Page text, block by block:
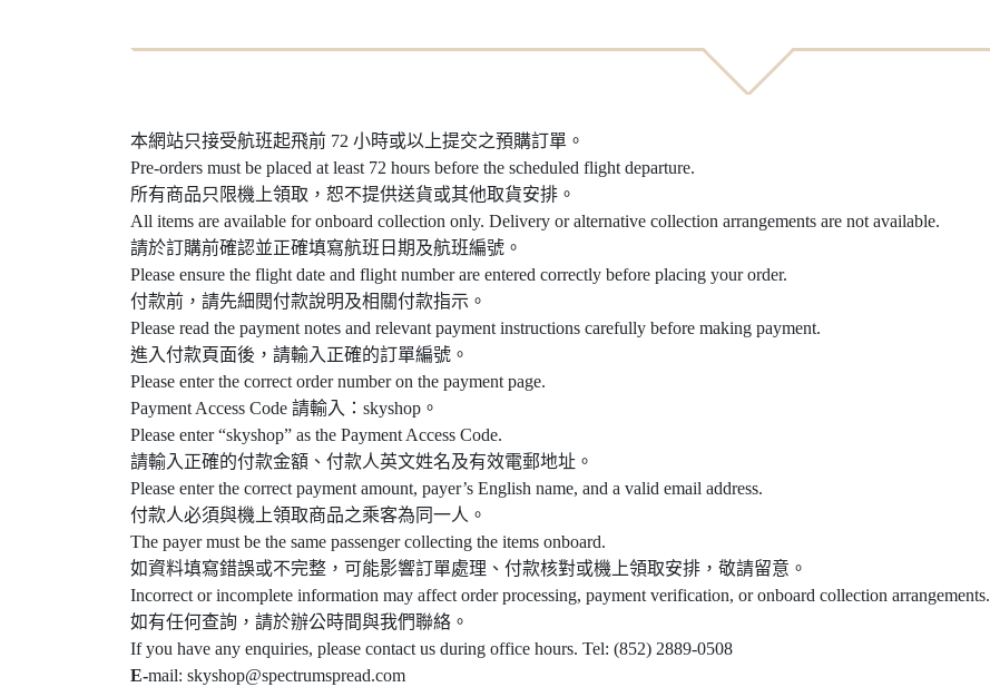
本網站只接受航班起飛前 72 小時或以上提交之預購訂單。
Pre-orders must be placed at least 72 hours before the scheduled flight departure.
所有商品只限機上領取，恕不提供送貨或其他取貨安排。
All items are available for onboard collection only. Delivery or alternative collection arrangements are not available.
請於訂購前確認並正確填寫航班日期及航班編號。
Please ensure the flight date and flight number are entered correctly before placing your order.
付款前，請先細閱付款說明及相關付款指示。
Please read the payment notes and relevant payment instructions carefully before making payment.
進入付款頁面後，請輸入正確的訂單編號。
Please enter the correct order number on the payment page.
Payment Access Code 請輸入：skyshop。
Please enter “skyshop” as the Payment Access Code.
請輸入正確的付款金額、付款人英文姓名及有效電郵地址。
Please enter the correct payment amount, payer’s English name, and a valid email address.
付款人必須與機上領取商品之乘客為同一人。
The payer must be the same passenger collecting the items onboard.
如資料填寫錯誤或不完整，可能影響訂單處理、付款核對或機上領取安排，敬請留意。
Incorrect or incomplete information may affect order processing, payment verification, or onboard collection arrangements.
如有任何查詢，請於辦公時間與我們聯絡。
If you have any enquiries, please contact us during office hours. Tel: (852) 2889-0508
E-mail: skyshop@spectrumspread.com